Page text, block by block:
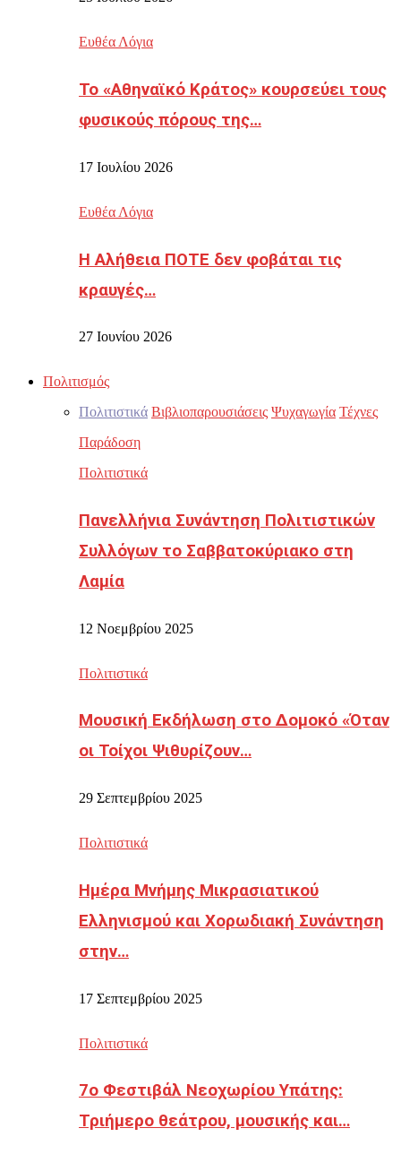
Ευθέα Λόγια
Το «Αθηναϊκό Κράτος» κουρσεύει τους
φυσικούς πόρους της…
17 Ιουλίου 2026
Ευθέα Λόγια
Η Αλήθεια ΠΟΤΕ δεν φοβάται τις
κραυγές…
27 Ιουνίου 2026
Πολιτισμός
Πολιτιστικά Βιβλιοπαρουσιάσεις Ψυχαγωγία Τέχνες
Παράδοση
Πολιτιστικά
Πανελλήνια Συνάντηση Πολιτιστικών
Συλλόγων το Σαββατοκύριακο στη
Λαμία
12 Νοεμβρίου 2025
Πολιτιστικά
Μουσική Εκδήλωση στο Δομοκό «Όταν
οι Τοίχοι Ψιθυρίζουν…
29 Σεπτεμβρίου 2025
Πολιτιστικά
Ημέρα Μνήμης Μικρασιατικού
Ελληνισμού και Χορωδιακή Συνάντηση
στην…
17 Σεπτεμβρίου 2025
Πολιτιστικά
7ο Φεστιβάλ Νεοχωρίου Υπάτης:
Τριήμερο θεάτρου, μουσικής και…